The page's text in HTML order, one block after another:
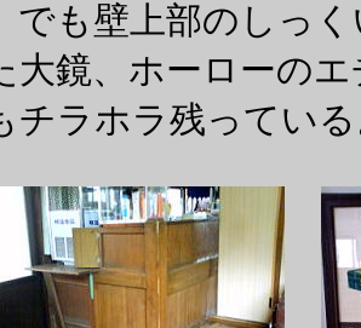
でも壁上部のしっく
大鏡、ホーローの
チラホラ残ってい